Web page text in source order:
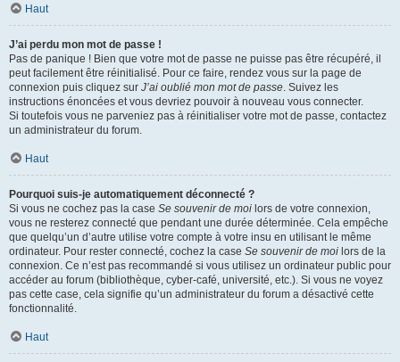
Haut
J’ai perdu mon mot de passe !
Pas de panique ! Bien que votre mot de passe ne puisse pas être récupéré, il
peut facilement être réinitialisé. Pour ce faire, rendez vous sur la page de
connexion puis cliquez sur J’ai oublié mon mot de passe. Suivez les
instructions énoncées et vous devriez pouvoir à nouveau vous connecter.
Si toutefois vous ne parveniez pas à réinitialiser votre mot de passe, contactez
un administrateur du forum.
Haut
Pourquoi suis-je automatiquement déconnecté ?
Si vous ne cochez pas la case Se souvenir de moi lors de votre connexion,
vous ne resterez connecté que pendant une durée déterminée. Cela empêche
que quelqu’un d’autre utilise votre compte à votre insu en utilisant le même
ordinateur. Pour rester connecté, cochez la case Se souvenir de moi lors de la
connexion. Ce n’est pas recommandé si vous utilisez un ordinateur public pour
accéder au forum (bibliothèque, cyber-café, université, etc.). Si vous ne voyez
pas cette case, cela signifie qu’un administrateur du forum a désactivé cette
fonctionnalité.
Haut